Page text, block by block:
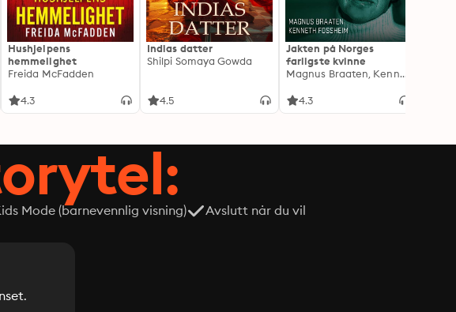
Hushjelpens
hemmelighet
Freida McFadden
4.3
Indias datter
Shilpi Somaya Gowda
4.5
Jakten på Norges
farligste kvinne
Magnus Braaten, Kenneth Fossheim
4.3
Mode (barnevennlig visning) Avslutt når du vil